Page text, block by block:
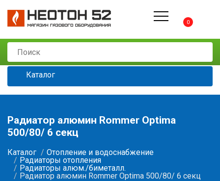
0
Каталог
Радиатор алюмин Rommer Optima
500/80/ 6 секц
Каталог
Отопление и водоснабжение
Радиаторы отопления
Радиаторы алюм./биметалл.
Радиатор алюмин Rommer Optima 500/80/ 6 секц